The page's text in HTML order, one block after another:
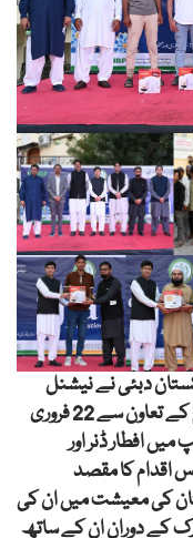
دبئی نے نیشنل
بینک آف پاکستان اور الانصاری ایکسچینج کے تعاون سے 22 فروری
میں افطار ڈنر اور
اقدام کا مقصد
کی معیشت میں ان کی
کے دوران ان کے ساتھ